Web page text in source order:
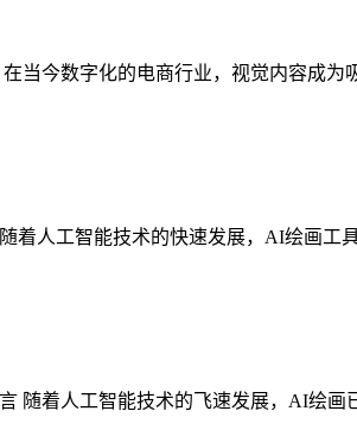
当今数字化的电商行业，视觉内容成
着人工智能技术的快速发展，AI绘画
随着人工智能技术的飞速发展，AI绘